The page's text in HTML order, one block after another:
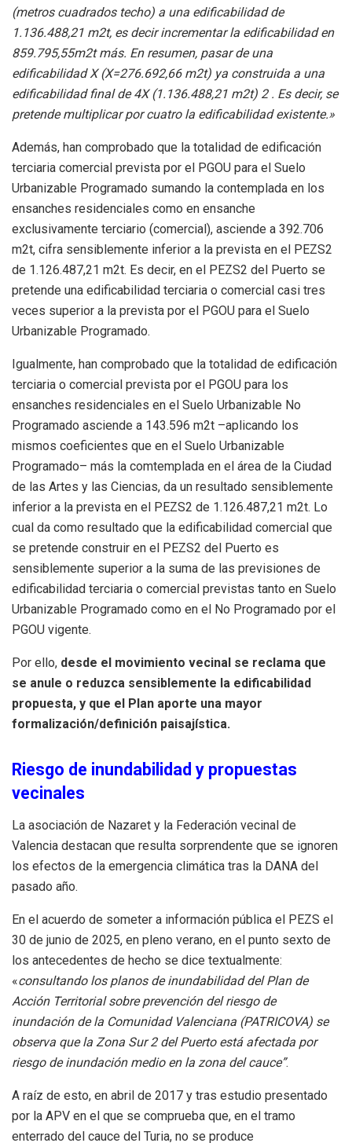
(metros cuadrados techo) a una edificabilidad de
1.136.488,21 m2t, es decir incrementar la edificabilidad en
859.795,55m2t más. En resumen, pasar de una
edificabilidad X (X=276.692,66 m2t) ya construida a una
edificabilidad final de 4X (1.136.488,21 m2t) 2 . Es decir, se
pretende multiplicar por cuatro la edificabilidad existente.»
Además, han comprobado que la totalidad de edificación
terciaria comercial prevista por el PGOU para el Suelo
Urbanizable Programado sumando la contemplada en los
ensanches residenciales como en ensanche
exclusivamente terciario (comercial), asciende a 392.706
m2t, cifra sensiblemente inferior a la prevista en el PEZS2
de 1.126.487,21 m2t. Es decir, en el PEZS2 del Puerto se
pretende una edificabilidad terciaria o comercial casi tres
veces superior a la prevista por el PGOU para el Suelo
Urbanizable Programado.
Igualmente, han comprobado que la totalidad de edificación
terciaria o comercial prevista por el PGOU para los
ensanches residenciales en el Suelo Urbanizable No
Programado asciende a 143.596 m2t –aplicando los
mismos coeficientes que en el Suelo Urbanizable
Programado– más la comtemplada en el área de la Ciudad
de las Artes y las Ciencias, da un resultado sensiblemente
inferior a la prevista en el PEZS2 de 1.126.487,21 m2t. Lo
cual da como resultado que la edificabilidad comercial que
se pretende construir en el PEZS2 del Puerto es
sensiblemente superior a la suma de las previsiones de
edificabilidad terciaria o comercial previstas tanto en Suelo
Urbanizable Programado como en el No Programado por el
PGOU vigente.
Por ello, desde el movimiento vecinal se reclama que
se anule o reduzca sensiblemente la edificabilidad
propuesta, y que el Plan aporte una mayor
formalización/definición paisajística.
Riesgo de inundabilidad y propuestas
vecinales
La asociación de Nazaret y la Federación vecinal de
Valencia destacan que resulta sorprendente que se ignoren
los efectos de la emergencia climática tras la DANA del
pasado año.
En el acuerdo de someter a información pública el PEZS el
30 de junio de 2025, en pleno verano, en el punto sexto de
los antecedentes de hecho se dice textualmente:
«consultando los planos de inundabilidad del Plan de
Acción Territorial sobre prevención del riesgo de
inundación de la Comunidad Valenciana (PATRICOVA) se
observa que la Zona Sur 2 del Puerto está afectada por
riesgo de inundación medio en la zona del cauce”.
A raíz de esto, en abril de 2017 y tras estudio presentado
por la APV en el que se comprueba que, en el tramo
enterrado del cauce del Turia, no se produce